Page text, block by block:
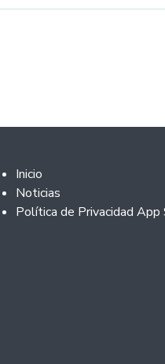
Footer 2
Inicio
Noticias
Política de Privacidad App